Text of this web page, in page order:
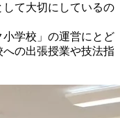
て大切にしているの
学校」の運営にとど
の出張授業や技法指